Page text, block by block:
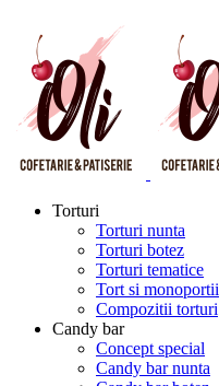
Torturi
Torturi nunta
Torturi botez
Torturi tematice
Tort si monoportii
Compozitii torturi
Candy bar
Concept special
Candy bar nunta